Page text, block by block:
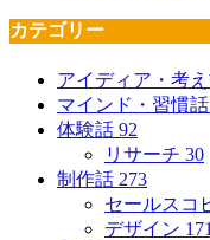
カテゴリー
アイディア・考
マインド・習慣話
体験話 92
リサーチ 30
制作話 273
セールスコ
デザイン 171